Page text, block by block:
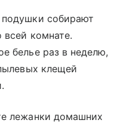
собирают
всей комнате.
белье раз в неделю,
клещей
лежанки домашних